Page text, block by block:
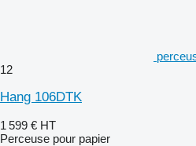
12
Hang 106DTK
1 599 € HT
Perceuse pour papier